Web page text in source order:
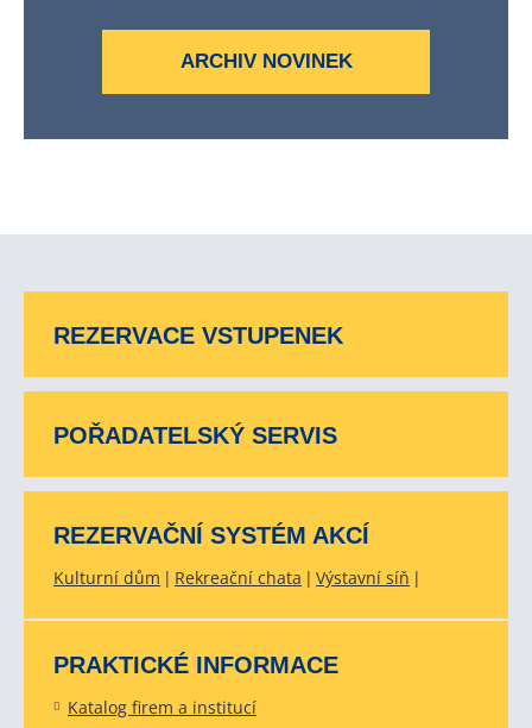
ARCHIV NOVINEK
REZERVACE VSTUPENEK
POŘADATELSKÝ SERVIS
REZERVAČNÍ SYSTÉM AKCÍ
Kulturní dům Rekreační chata Výstavní síň
PRAKTICKÉ INFORMACE
Katalog firem a institucí